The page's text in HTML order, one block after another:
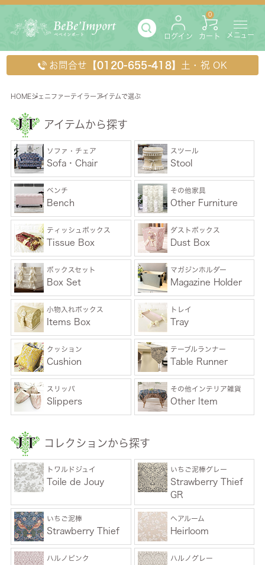
ログイン カート
0
メニュー
お問合せ 【0120-655-418】 土・祝 OK
HOMEジェニファーテイラー アイテムで選ぶ
アイテムで選ぶ
アイテムから探す
ソファ・チェア
Sofa・Chair
スツール
Stool
ベンチ
Bench
その他家具
Other Furniture
ティッシュボックス
Tissue Box
ダストボックス
Dust Box
ボックスセット
Box Set
マガジンホルダー
Magazine Holder
小物入れボックス
Items Box
トレイ
Tray
クッション
Cushion
テーブルランナー
Table Runner
スリッパ
Slippers
その他インテリア雑貨
Other Item
コレクションから探す
トワルドジュイ
Toile de Jouy
いちご泥棒グレー
Strawberry Thief
GR
いちご泥棒
Strawberry Thief
ヘアルーム
Heirloom
ハルノピンク ハルノグレー